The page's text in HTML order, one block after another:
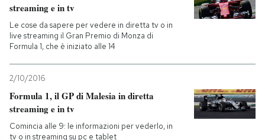
streaming e in tv
Le cose da sapere per vedere in diretta tv o in
live streaming il Gran Premio di Monza di
Formula 1, che è iniziato alle 14
2/10/2016
Formula 1, il GP di Malesia in diretta
streaming e in tv
Comincia alle 9: le informazioni per vederlo, in
tv o in streaming su pc e tablet